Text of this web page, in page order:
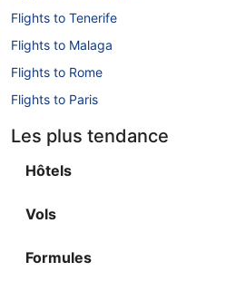
Flights to Tenerife
Flights to Malaga
Flights to Rome
Flights to Paris
Flights to Berlin
Les plus tendance
Hôtels
Vols
Formules